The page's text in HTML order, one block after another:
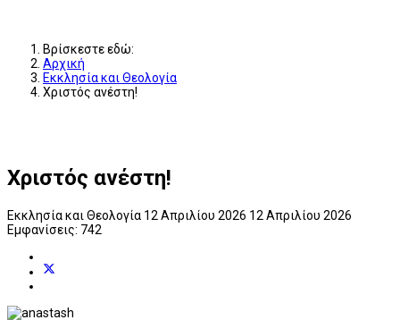
Βρίσκεστε εδώ:
Αρχική
Εκκλησία και Θεολογία
Χριστός ανέστη!
Χριστός ανέστη!
Εκκλησία και Θεολογία 12 Απριλίου 2026 12 Απριλίου 2026
Εμφανίσεις: 742